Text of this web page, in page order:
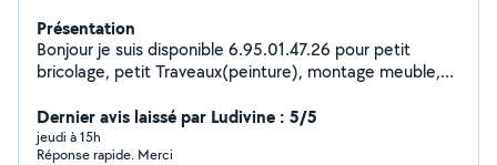
Présentation
Bonjour je suis disponible 6.95.01.47.26 pour petit
bricolage, petit Traveaux(peinture), montage meuble,
Dernier avis laissé par Ludivine : 5/5
jeudi à 15h
Réponse rapide. Merci